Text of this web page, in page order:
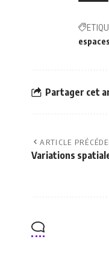
Partager cet
ARTICLE
Variations